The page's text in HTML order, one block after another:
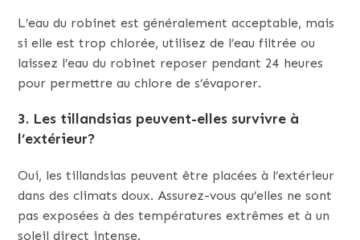
L’eau du robinet est généralement acceptable, mais
si elle est trop chlorée, utilisez de l’eau filtrée ou
laissez l’eau du robinet reposer pendant 24 heures
pour permettre au chlore de s’évaporer.
3. Les tillandsias peuvent-elles survivre à
l’extérieur?
Oui, les tillandsias peuvent être placées à l’extérieur
dans des climats doux. Assurez-vous qu’elles ne sont
pas exposées à des températures extrêmes et à un
soleil direct intense.